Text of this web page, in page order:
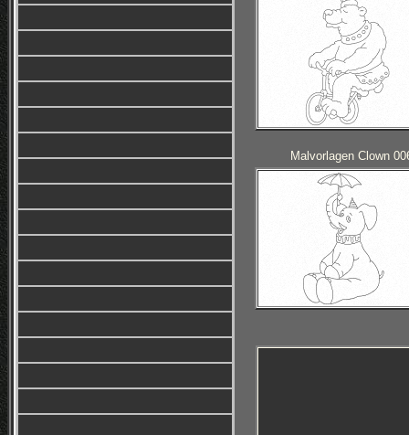
Malvorlagen Clown